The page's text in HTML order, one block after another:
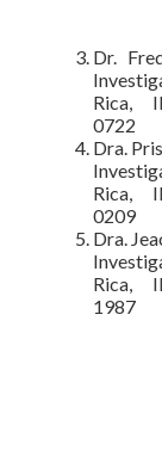
Dr.
Rica,
0722
Dra.
Rica,
0209
Dra.
Rica,
1987